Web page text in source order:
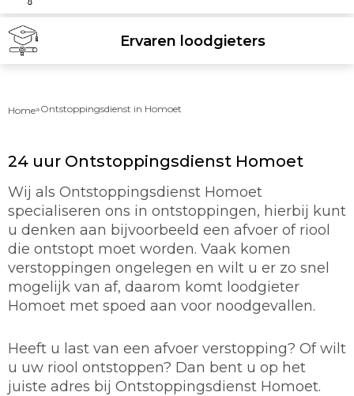
Ervaren loodgieters
Home»Ontstoppingsdienst in Homoet
24 uur Ontstoppingsdienst Homoet
Wij als Ontstoppingsdienst Homoet
specialiseren ons in ontstoppingen, hierbij kunt
u denken aan bijvoorbeeld een afvoer of riool
die ontstopt moet worden. Vaak komen
verstoppingen ongelegen en wilt u er zo snel
mogelijk van af, daarom komt loodgieter
Homoet met spoed aan voor noodgevallen.
Heeft u last van een afvoer verstopping? Of wilt
u uw riool ontstoppen? Dan bent u op het
juiste adres bij Ontstoppingsdienst Homoet.